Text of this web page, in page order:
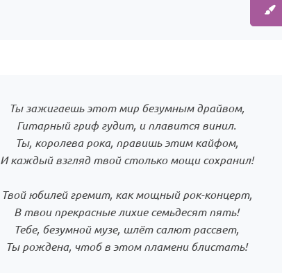
Ты зажигаешь этот мир безумным драйвом,
Гитарный гриф гудит, и плавится винил.
Ты, королева рока, правишь этим кайфом,
И каждый взгляд твой столько мощи сохранил!
Твой юбилей гремит, как мощный рок-концерт,
В твои прекрасные лихие семьдесят пять!
Тебе, безумной музе, шлёт салют рассвет,
Ты рождена, чтоб в этом пламени блистать!